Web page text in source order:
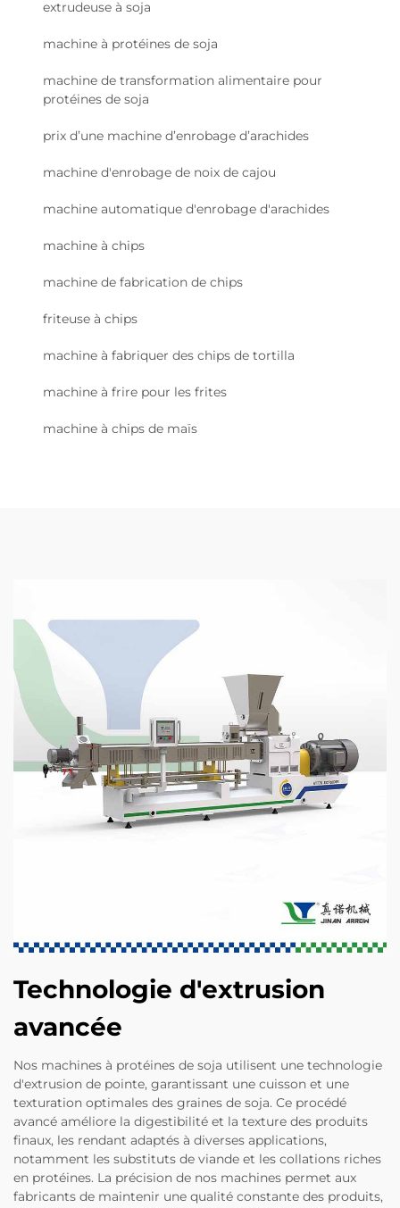
extrudeuse à soja
machine à protéines de soja
machine de transformation alimentaire pour
protéines de soja
prix d’une machine d’enrobage d’arachides
machine d'enrobage de noix de cajou
machine automatique d'enrobage d'arachides
machine à chips
machine de fabrication de chips
friteuse à chips
machine à fabriquer des chips de tortilla
machine à frire pour les frites
machine à chips de maïs
Technologie d'extrusion
avancée
Nos machines à protéines de soja utilisent une technologie
d'extrusion de pointe, garantissant une cuisson et une
texturation optimales des graines de soja. Ce procédé
avancé améliore la digestibilité et la texture des produits
finaux, les rendant adaptés à diverses applications,
notamment les substituts de viande et les collations riches
en protéines. La précision de nos machines permet aux
fabricants de maintenir une qualité constante des produits,